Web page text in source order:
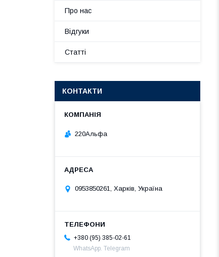
Про нас
Відгуки
Статті
КОНТАКТИ
220Альфа
0953850261, Харків, Україна
+380 (95) 385-02-61
WhatsApp. Telegram